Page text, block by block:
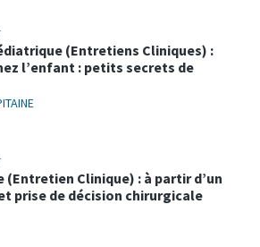
(Entretiens Cliniques) :
l’enfant : petits secrets de
Clinique) : à partir d’un
prise de décision chirurgicale